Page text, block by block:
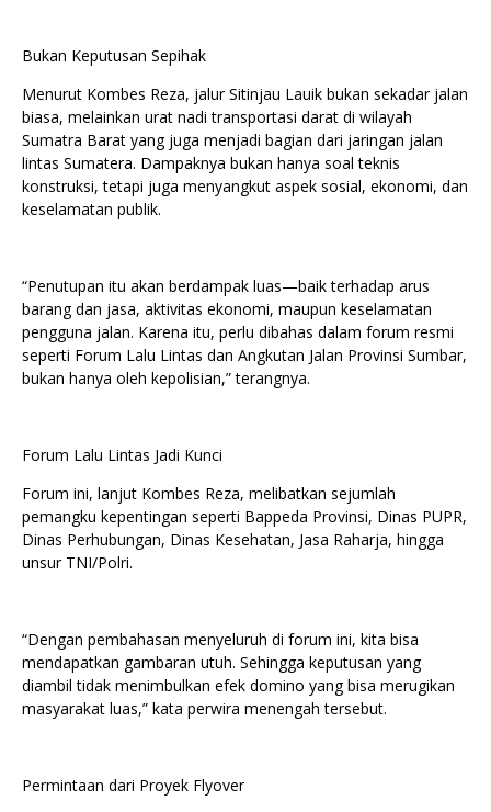
Bukan Keputusan Sepihak
Menurut Kombes Reza, jalur Sitinjau Lauik bukan sekadar jalan
biasa, melainkan urat nadi transportasi darat di wilayah
Sumatra Barat yang juga menjadi bagian dari jaringan jalan
lintas Sumatera. Dampaknya bukan hanya soal teknis
konstruksi, tetapi juga menyangkut aspek sosial, ekonomi, dan
keselamatan publik.
“Penutupan itu akan berdampak luas—baik terhadap arus
barang dan jasa, aktivitas ekonomi, maupun keselamatan
pengguna jalan. Karena itu, perlu dibahas dalam forum resmi
seperti Forum Lalu Lintas dan Angkutan Jalan Provinsi Sumbar,
bukan hanya oleh kepolisian,” terangnya.
Forum Lalu Lintas Jadi Kunci
Forum ini, lanjut Kombes Reza, melibatkan sejumlah
pemangku kepentingan seperti Bappeda Provinsi, Dinas PUPR,
Dinas Perhubungan, Dinas Kesehatan, Jasa Raharja, hingga
unsur TNI/Polri.
“Dengan pembahasan menyeluruh di forum ini, kita bisa
mendapatkan gambaran utuh. Sehingga keputusan yang
diambil tidak menimbulkan efek domino yang bisa merugikan
masyarakat luas,” kata perwira menengah tersebut.
Permintaan dari Proyek Flyover